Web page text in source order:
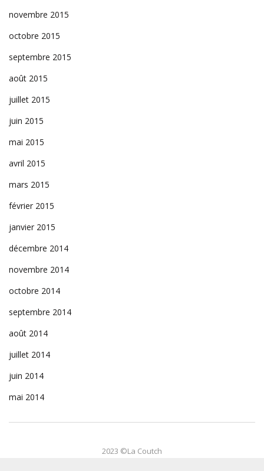
novembre 2015
octobre 2015
septembre 2015
août 2015
juillet 2015
juin 2015
mai 2015
avril 2015
mars 2015
février 2015
janvier 2015
décembre 2014
novembre 2014
octobre 2014
septembre 2014
août 2014
juillet 2014
juin 2014
mai 2014
2023 ©La Coutch